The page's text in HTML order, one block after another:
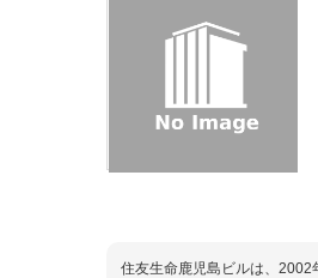
住友生命鹿児島ビルは、2002